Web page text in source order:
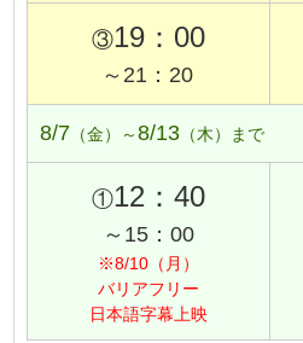
③19：00
～21：20
8/7 （金）～8/13 （木）まで
①12：40
～15：00
※8/10（月）
バリアフリー
日本語字幕上映